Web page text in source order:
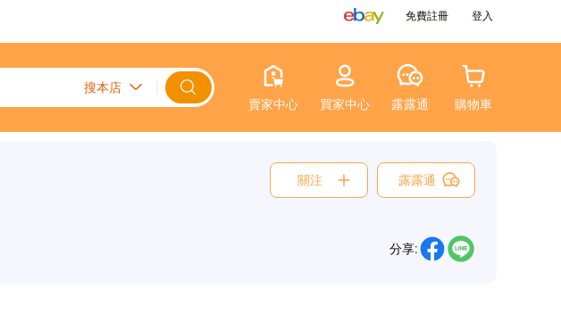
免費註冊 登入
賣家中心 買家中心 露露通 購物車
關注 露露通
分享: